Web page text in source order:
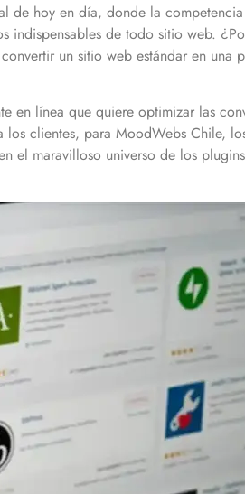
hoy en día, donde la
indispensables de todo sitio web.
un sitio web estándar en una
en línea que quiere optimizar las
clientes, para MoodWebs Chile,
el maravilloso universo de los